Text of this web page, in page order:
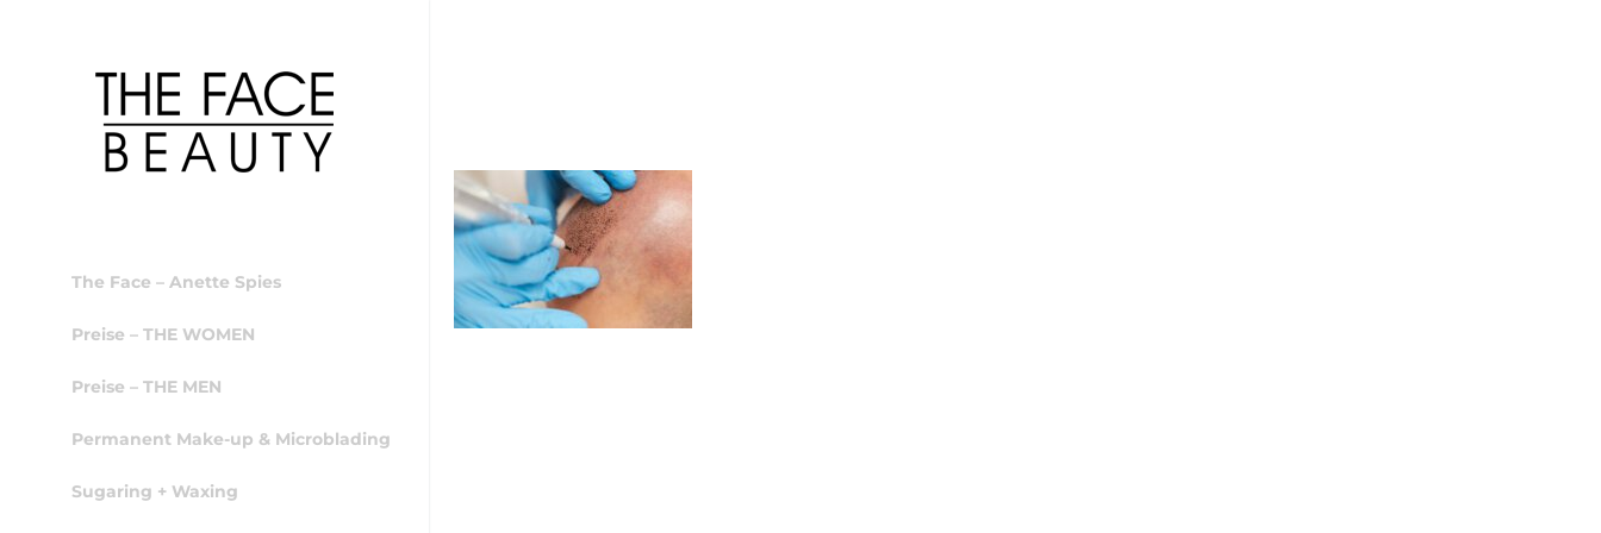
The Face – Anette Spies
Preise – THE WOMEN
Preise – THE MEN
Permanent Make-up & Microblading
Sugaring + Waxing